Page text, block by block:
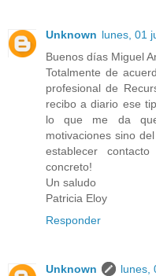
Unknown lunes, 01
Buenos días Miguel
Totalmente de
profesional de
recibo a diario ese
lo que me da
motivaciones sino
establecer
concreto!
Un saludo
Patricia Eloy
Responder
Unknown
lunes,